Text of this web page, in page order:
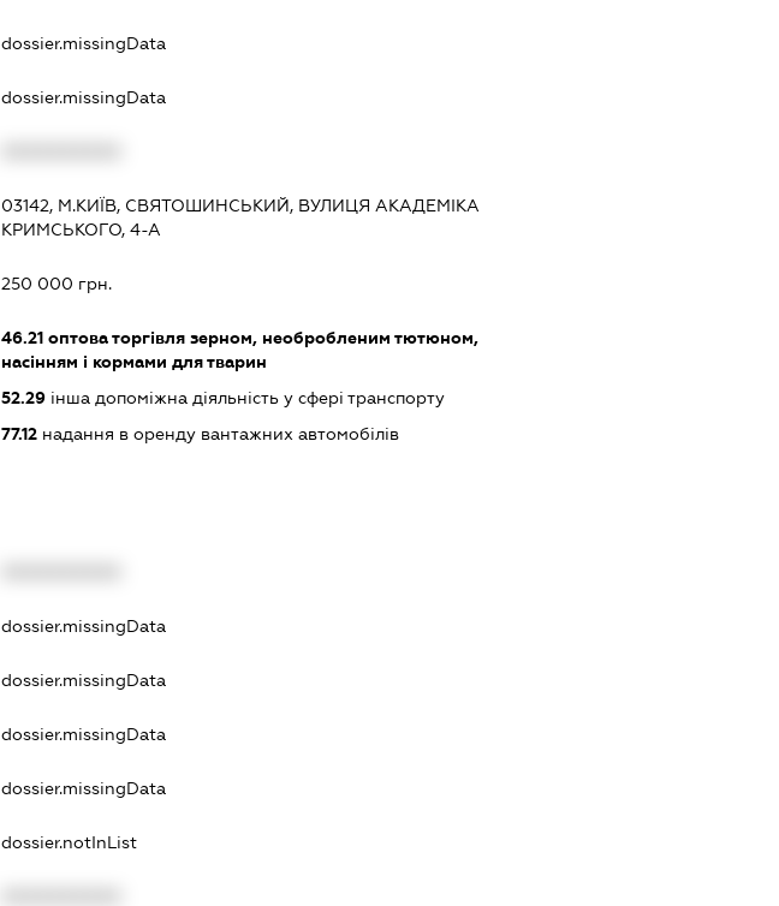
dossier.missingData
dossier.missingData
03142, М.КИЇВ, СВЯТОШИНСЬКИЙ, ВУЛИЦЯ АКАДЕМІКА
КРИМСЬКОГО, 4-А
250 000 грн.
46.21 оптова торгівля зерном, необробленим тютюном,
насінням і кормами для тварин
52.29 інша допоміжна діяльність у сфері транспорту
77.12 надання в оренду вантажних автомобілів
dossier.missingData
dossier.missingData
dossier.missingData
dossier.missingData
dossier.notInList